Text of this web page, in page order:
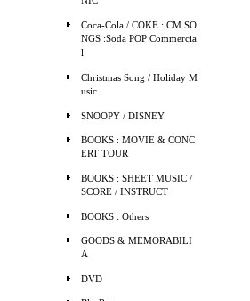
Coca-Cola / COKE : CM SO
NGS :Soda POP Commercia
l
Christmas Song / Holiday M
usic
SNOOPY / DISNEY
BOOKS : MOVIE & CONC
ERT TOUR
BOOKS : SHEET MUSIC /
SCORE / INSTRUCT
BOOKS : Others
GOODS & MEMORABILI
A
DVD